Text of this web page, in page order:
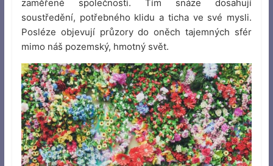
zaměřené společnosti. Tím snáze dosahují
soustředění, potřebného klidu a ticha ve své mysli.
Posléze objevují průzory do oněch tajemných sfér
mimo náš pozemský, hmotný svět.